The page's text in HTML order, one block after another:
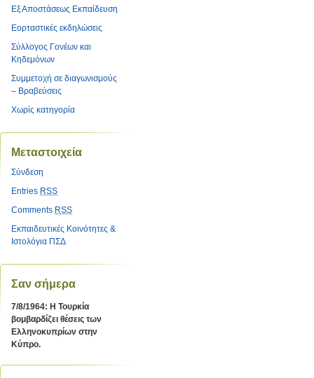
Εξ Αποστάσεως Εκπαίδευση
Εορταστικές εκδηλώσεις
Σύλλογος Γονέων και
Κηδεμόνων
Συμμετοχή σε διαγωνισμούς
– Βραβεύσεις
Χωρίς κατηγορία
Μεταστοιχεία
Σύνδεση
Entries RSS
Comments RSS
Εκπαιδευτικές Κοινότητες &
Ιστολόγια ΠΣΔ
Σαν σήμερα
7/8/1964: Η Τουρκία
βομβαρδίζει θέσεις των
Ελληνοκυπρίων στην
Κύπρο.